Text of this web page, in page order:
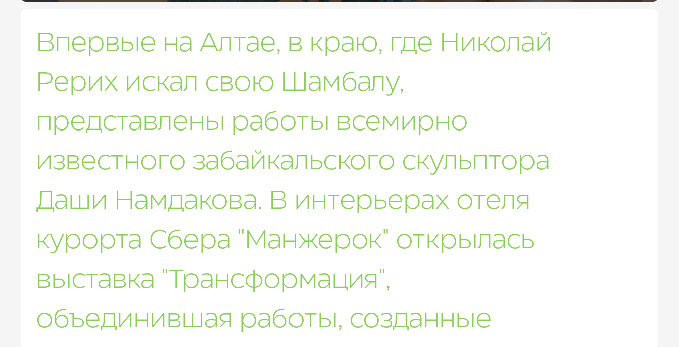
Впервые на Алтае, в краю, где Николай
Рерих искал свою Шамбалу,
представлены работы всемирно
известного забайкальского скульптора
Даши Намдакова. В интерьерах отеля
курорта Сбера "Манжерок" открылась
выставка "Трансформация",
объединившая работы, созданные